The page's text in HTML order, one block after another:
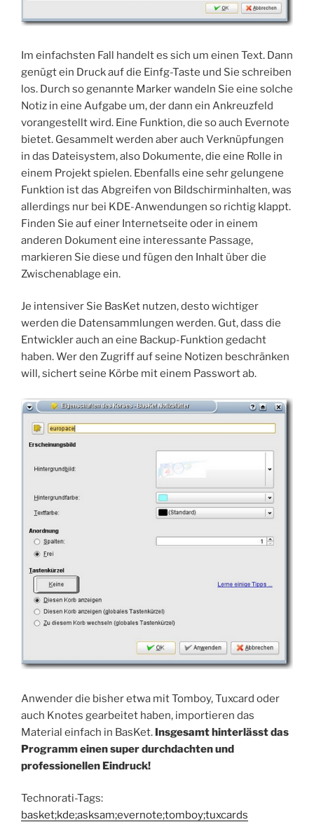
Im einfachsten Fall handelt es sich um einen Text. Dann
genügt ein Druck auf die Einfg-Taste und Sie schreiben
los. Durch so genannte Marker wandeln Sie eine solche
Notiz in eine Aufgabe um, der dann ein Ankreuzfeld
vorangestellt wird. Eine Funktion, die so auch Evernote
bietet. Gesammelt werden aber auch Verknüpfungen
in das Dateisystem, also Dokumente, die eine Rolle in
einem Projekt spielen. Ebenfalls eine sehr gelungene
Funktion ist das Abgreifen von Bildschirminhalten, was
allerdings nur bei KDE-Anwendungen so richtig klappt.
Finden Sie auf einer Internetseite oder in einem
anderen Dokument eine interessante Passage,
markieren Sie diese und fügen den Inhalt über die
Zwischenablage ein.
Je intensiver Sie BasKet nutzen, desto wichtiger
werden die Datensammlungen werden. Gut, dass die
Entwickler auch an eine Backup-Funktion gedacht
haben. Wer den Zugriff auf seine Notizen beschränken
will, sichert seine Körbe mit einem Passwort ab.
Anwender die bisher etwa mit Tomboy, Tuxcard oder
auch Knotes gearbeitet haben, importieren das
Material einfach in BasKet. Insgesamt hinterlässt das
Programm einen super durchdachten und
professionellen Eindruck!
Technorati-Tags:
basket;kde;asksam;evernote;tomboy;tuxcards